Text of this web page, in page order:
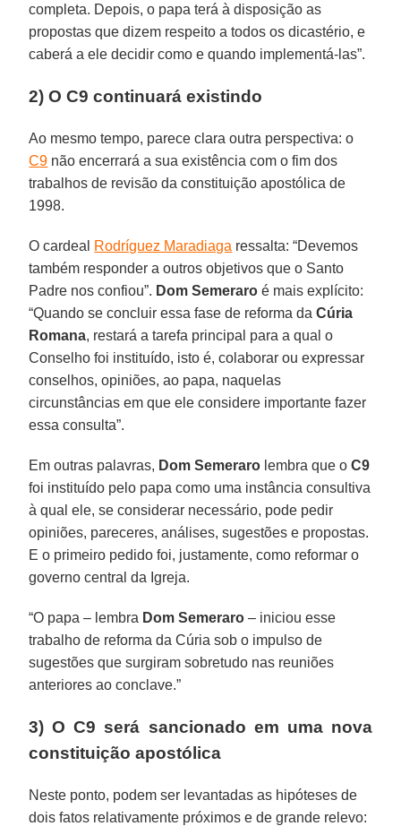
completa. Depois, o papa terá à disposição as
propostas que dizem respeito a todos os dicastério, e
caberá a ele decidir como e quando implementá-las”.
2) O C9 continuará existindo
Ao mesmo tempo, parece clara outra perspectiva: o
C9 não encerrará a sua existência com o fim dos
trabalhos de revisão da constituição apostólica de
1998.
O cardeal Rodríguez Maradiaga ressalta: “Devemos
também responder a outros objetivos que o Santo
Padre nos confiou”. Dom Semeraro é mais explícito:
“Quando se concluir essa fase de reforma daCúria
Romana, restará a tarefa principal para a qual o
Conselho foi instituído, isto é, colaborar ou expressar
conselhos, opiniões, ao papa, naquelas
circunstâncias em que ele considere importante fazer
essa consulta”.
Em outras palavras, Dom Semeraro lembra que oC9
foi instituído pelo papa como uma instância consultiva
à qual ele, se considerar necessário, pode pedir
opiniões, pareceres, análises, sugestões e propostas.
E o primeiro pedido foi, justamente, como reformar o
governo central da Igreja.
“O papa – lembra Dom Semeraro – iniciou esse
trabalho de reforma da Cúria sob o impulso de
sugestões que surgiram sobretudo nas reuniões
anteriores ao conclave.”
3) O C9 será sancionado em uma nova
constituição apostólica
Neste ponto, podem ser levantadas as hipóteses de
dois fatos relativamente próximos e de grande relevo: